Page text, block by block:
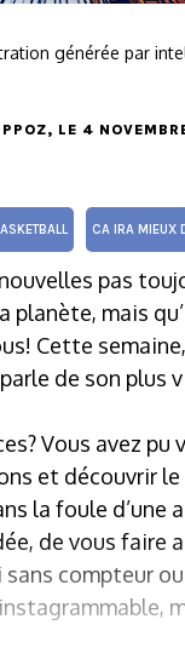
générée par
, LE 4
CA IRA MIEUX
pas
planète, mais
Cette
de son plus
Vous avez pu
et découvrir
la foule d’une
de vous faire
sans compteur